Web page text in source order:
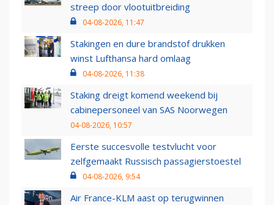
streep door vlootuitbreiding
04-08-2026, 11:47
Stakingen en dure brandstof drukken
winst Lufthansa hard omlaag
04-08-2026, 11:38
Staking dreigt komend weekend bij
cabinepersoneel van SAS Noorwegen
04-08-2026, 10:57
Eerste succesvolle testvlucht voor
zelfgemaakt Russisch passagierstoestel
04-08-2026, 9:54
Air France-KLM aast op terugwinnen